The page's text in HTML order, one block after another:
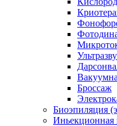
Броссаж
Биоэпиляция
Иньекционная